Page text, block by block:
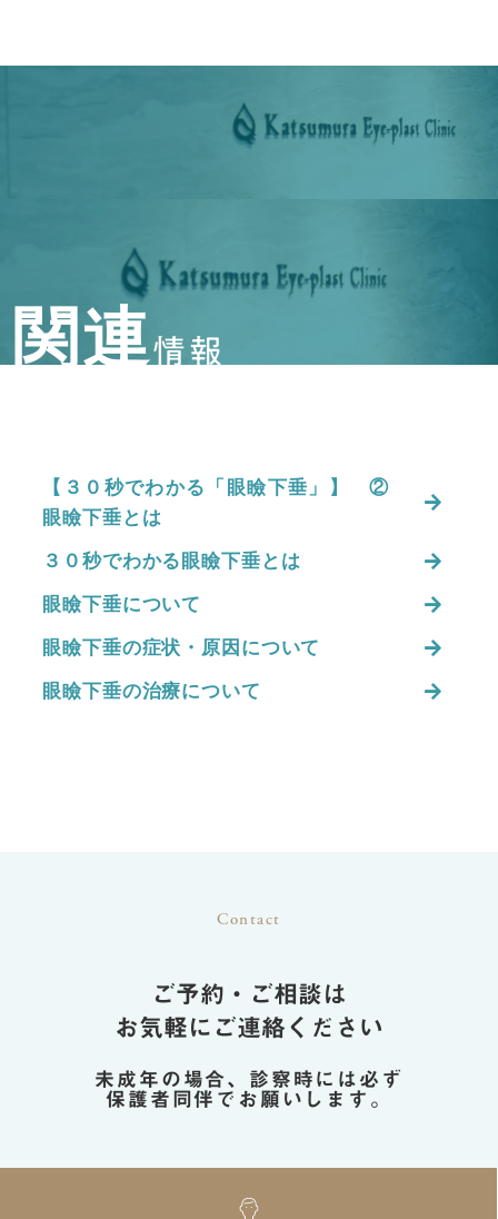
関連情報
【３０秒でわかる「眼瞼下垂」】 ②
眼瞼下垂とは
３０秒でわかる眼瞼下垂とは
眼瞼下垂について
眼瞼下垂の症状・原因について
眼瞼下垂の治療について
未成年の場合、診察時には必ず
保護者同伴でお願いします。
ご予約・ご相談は
お気軽にご連絡ください
Contact